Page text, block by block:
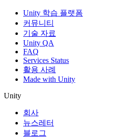
Unity 학습 플랫폼
커뮤니티
기술 자료
Unity QA
FAQ
Services Status
활용 사례
Made with Unity
Unity
회사
뉴스레터
블로그